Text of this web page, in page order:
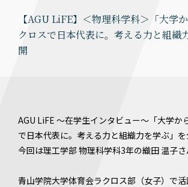
【AGU LiFE】＜物理科学科＞「大学
クロスで日本代表に。考える力と組織
開
AGU LiFE ～在学生インタビュー～「大学か
で日本代表に。考える力と組織力を学ぶ」を
今回は理工学部 物理科学科3年の織田 温子さ
青山学院大学体育会ラクロス部（女子）で